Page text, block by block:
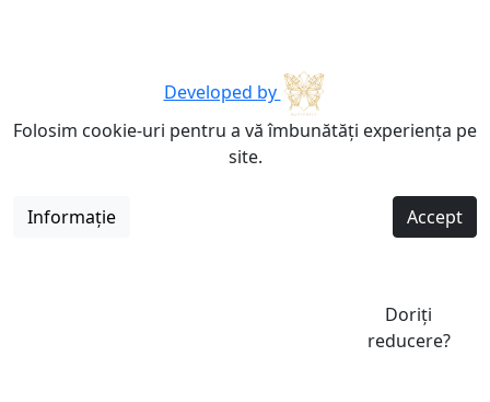
Developed by
Folosim cookie-uri pentru a vă îmbunătăți experiența pe
site.
Informație Accept
Doriți
reducere?